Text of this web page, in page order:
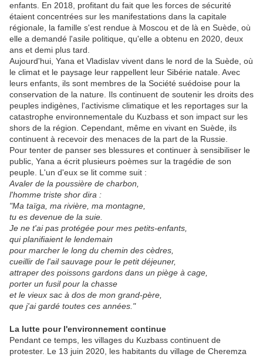
enfants. En 2018, profitant du fait que les forces de sécurité
étaient concentrées sur les manifestations dans la capitale
régionale, la famille s'est rendue à Moscou et de là en Suède, où
elle a demandé l'asile politique, qu'elle a obtenu en 2020, deux
ans et demi plus tard.
Aujourd'hui, Yana et Vladislav vivent dans le nord de la Suède, où
le climat et le paysage leur rappellent leur Sibérie natale. Avec
leurs enfants, ils sont membres de la Société suédoise pour la
conservation de la nature. Ils continuent de soutenir les droits des
peuples indigènes, l'activisme climatique et les reportages sur la
catastrophe environnementale du Kuzbass et son impact sur les
shors de la région. Cependant, même en vivant en Suède, ils
continuent à recevoir des menaces de la part de la Russie.
Pour tenter de panser ses blessures et continuer à sensibiliser le
public, Yana a écrit plusieurs poèmes sur la tragédie de son
peuple. L'un d'eux se lit comme suit :
Avaler de la poussière de charbon,
l'homme triste shor dira :
"Ma taïga, ma rivière, ma montagne,
tu es devenue de la suie.
Je ne t'ai pas protégée pour mes petits-enfants,
qui planifiaient le lendemain
pour marcher le long du chemin des cèdres,
cueillir de l'ail sauvage pour le petit déjeuner,
attraper des poissons gardons dans un piège à cage,
porter un fusil pour la chasse
et le vieux sac à dos de mon grand-père,
que j'ai gardé toutes ces années."
La lutte pour l'environnement continue
Pendant ce temps, les villages du Kuzbass continuent de
protester. Le 13 juin 2020, les habitants du village de Cheremza